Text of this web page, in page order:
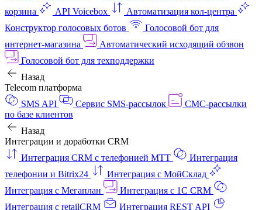
корзина
API Voicebox
Автоматизация кол‑центра
Конструктор голосовых ботов
Голосовой бот для
интернет‑магазина
Автоматический исходящий обзвон
Голосовой бот для техподдержки
Назад
Telecom платформа
SMS API
Сервис SMS-рассылок
СМС-рассылки
по базе клиентов
Назад
Интеграции и доработки CRM
Интеграция CRM с телефонией МТТ
Интеграция
телефонии и Bitrix24
Интеграция с МойСклад
Интеграция с Мегаплан
Интеграция с 1C CRM
Интеграция с retailCRM
Интеграция REST API